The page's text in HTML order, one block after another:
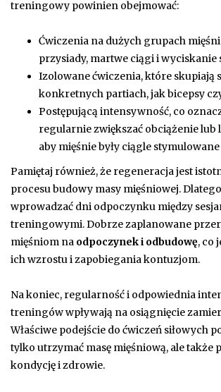
treningowy powinien obejmować:
Ćwiczenia na dużych grupach
przysiady, martwe ciągi i wyciskanie
Izolowane ćwiczenia, które skupiają
konkretnych partiach, jak bicepsy
Postępującą intensywność, co
regularnie zwiększać obciążenie lub
aby mięśnie były ciągle
Pamiętaj również, że regeneracja jest
procesu budowy masy mięśniowej.
wprowadzać dni odpoczynku między
treningowymi. Dobrze zaplanowane
mięśniom na odpoczynek i odbudowę, co
ich wzrostu i zapobiegania kontuzjom.
Na koniec, regularność i odpowiednia
treningów wpływają na osiągnięcie
Właściwe podejście do ćwiczeń siłowych
tylko utrzymać masę mięśniową, ale także
kondycję i zdrowie.